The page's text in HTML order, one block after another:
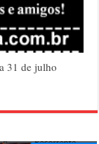
31 de julho